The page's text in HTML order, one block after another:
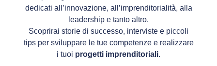
dedicati all’innovazione, all’imprenditorialità, alla
leadership e tanto altro.
Scoprirai storie di successo, interviste e piccoli
tips per sviluppare le tue competenze e realizzare
i tuoi progetti imprenditoriali.